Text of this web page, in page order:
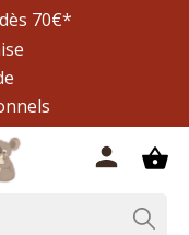
70€*
shopping_basket
person